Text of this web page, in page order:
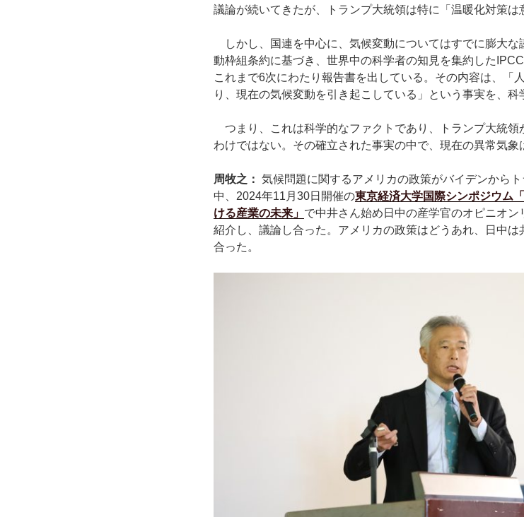
議論が続いてきたが、トランプ大統領は特に「温暖化対策は
しかし、国連を中心に、気候変動についてはすでに膨大な
動枠組条約に基づき、世界中の科学者の知見を集約した
これまで6次にわたり報告書を出している。その内容は、「
り、現在の気候変動を引き起こしている」という事実を、科
つまり、これは科学的なファクトであり、トランプ大統領
わけではない。その確立された事実の中で、現在の異常気象
周牧之： 気候問題に関するアメリカの政策がバイデンから
中、2024年11月30日開催の東京経済大学国際シンポジウム
ける産業の未来」 で中井さん始め日中の産学官のオピニオ
紹介し、議論し合った。アメリカの政策はどうあれ、日中
合った。